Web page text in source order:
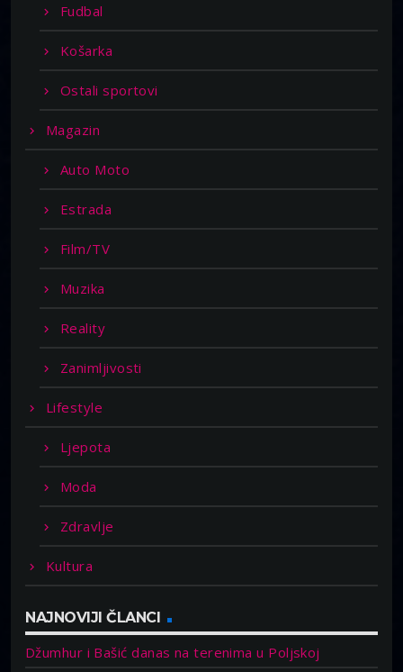
Fudbal
Košarka
Ostali sportovi
Magazin
Auto Moto
Estrada
Film/TV
Muzika
Reality
Zanimljivosti
Lifestyle
Ljepota
Moda
Zdravlje
Kultura
NAJNOVIJI ČLANCI
Džumhur i Bašić danas na terenima u Poljskoj